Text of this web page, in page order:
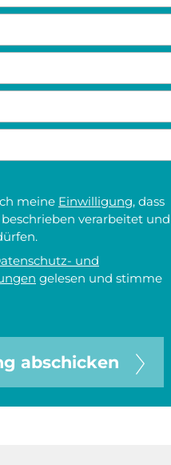
meine Einwilligung, dass
verarbeitet und
und
gelesen und stimme
abschicken